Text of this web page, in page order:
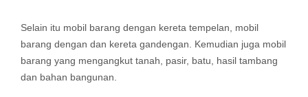
Selain itu mobil barang dengan kereta tempelan, mobil
barang dengan dan kereta gandengan. Kemudian juga mobil
barang yang mengangkut tanah, pasir, batu, hasil tambang
dan bahan bangunan.